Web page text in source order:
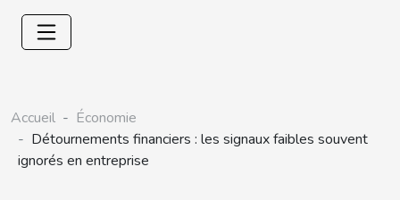
Accueil
Économie
Détournements financiers : les signaux faibles souvent
ignorés en entreprise